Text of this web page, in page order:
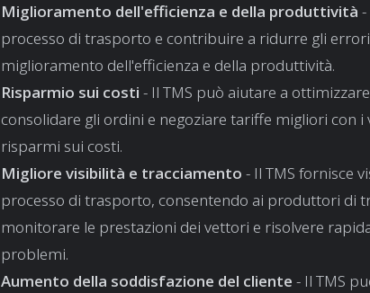
Miglioramento dell'efficienza e della produttività
processo di trasporto e contribuire a ridurre gli
miglioramento dell'efficienza e della produttività.
Risparmio sui costi - Il TMS può aiutare a
consolidare gli ordini e negoziare tariffe migliori con
risparmi sui costi.
Migliore visibilità e tracciamento - Il TMS fornisce
processo di trasporto, consentendo ai produttori di
monitorare le prestazioni dei vettori e risolvere
problemi.
Aumento della soddisfazione del cliente - Il TMS